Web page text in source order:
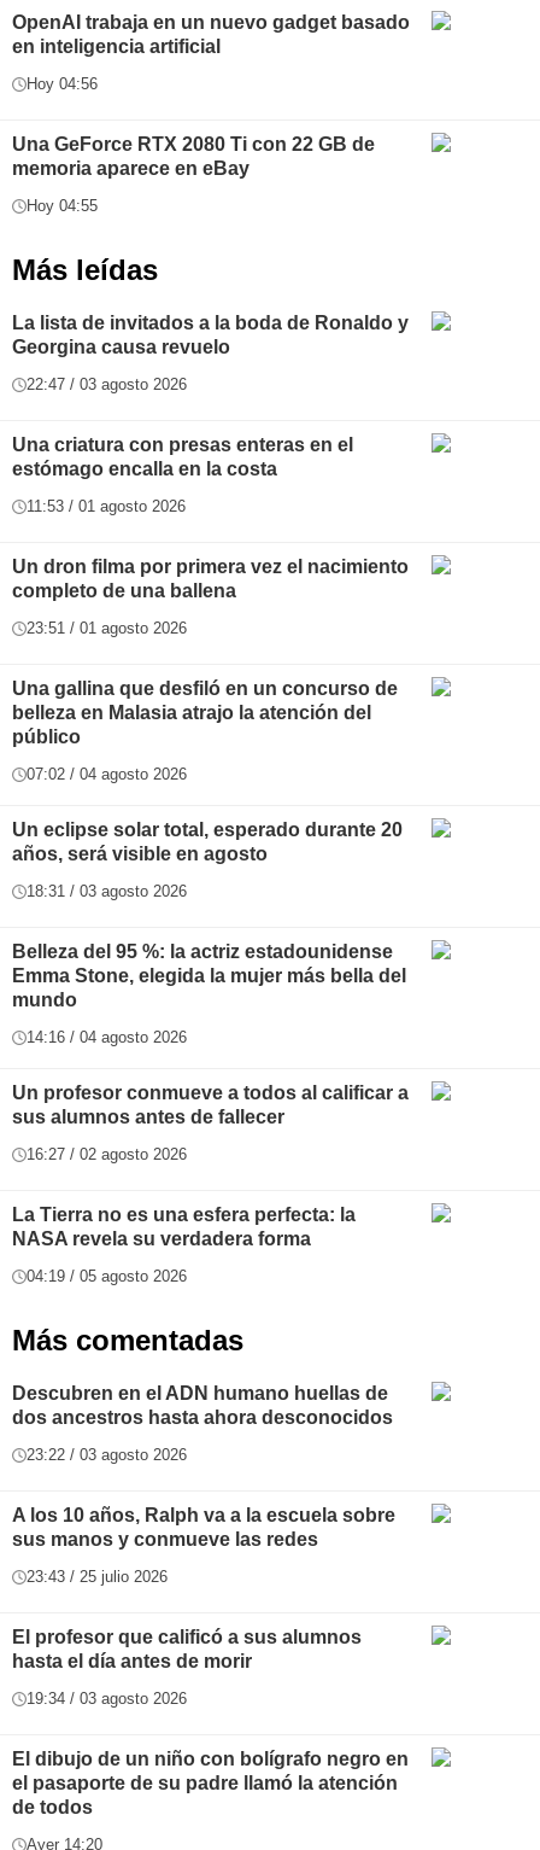
OpenAI trabaja en un nuevo gadget basado
en inteligencia artificial
Hoy 04:56
Una GeForce RTX 2080 Ti con 22 GB de
memoria aparece en eBay
Hoy 04:55
Más leídas
La lista de invitados a la boda de Ronaldo y
Georgina causa revuelo
22:47 / 03 agosto 2026
Una criatura con presas enteras en el
estómago encalla en la costa
11:53 / 01 agosto 2026
Un dron filma por primera vez el nacimiento
completo de una ballena
23:51 / 01 agosto 2026
Una gallina que desfiló en un concurso de
belleza en Malasia atrajo la atención del
público
07:02 / 04 agosto 2026
Un eclipse solar total, esperado durante 20
años, será visible en agosto
18:31 / 03 agosto 2026
Belleza del 95 %: la actriz estadounidense
Emma Stone, elegida la mujer más bella del
mundo
14:16 / 04 agosto 2026
Un profesor conmueve a todos al calificar a
sus alumnos antes de fallecer
16:27 / 02 agosto 2026
La Tierra no es una esfera perfecta: la
NASA revela su verdadera forma
04:19 / 05 agosto 2026
Más comentadas
Descubren en el ADN humano huellas de
dos ancestros hasta ahora desconocidos
23:22 / 03 agosto 2026
A los 10 años, Ralph va a la escuela sobre
sus manos y conmueve las redes
23:43 / 25 julio 2026
El profesor que calificó a sus alumnos
hasta el día antes de morir
19:34 / 03 agosto 2026
El dibujo de un niño con bolígrafo negro en
el pasaporte de su padre llamó la atención
de todos
Ayer 14:20